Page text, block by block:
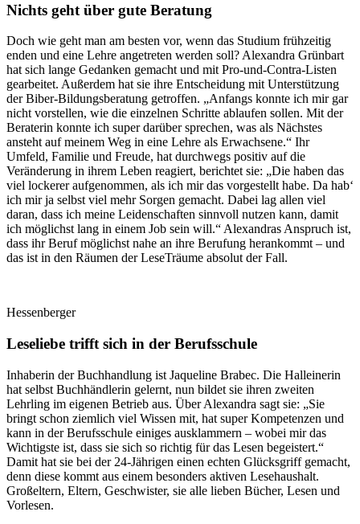
Nichts geht über gute Beratung
Doch wie geht man am besten vor, wenn das Studium frühzeitig
enden und eine Lehre angetreten werden soll? Alexandra Grünbart
hat sich lange Gedanken gemacht und mit Pro-und-Contra-Listen
gearbeitet. Außerdem hat sie ihre Entscheidung mit Unterstützung
der Biber-Bildungsberatung getroffen. „Anfangs konnte ich mir gar
nicht vorstellen, wie die einzelnen Schritte ablaufen sollen. Mit der
Beraterin konnte ich super darüber sprechen, was als Nächstes
ansteht auf meinem Weg in eine Lehre als Erwachsene.“ Ihr
Umfeld, Familie und Freude, hat durchwegs positiv auf die
Veränderung in ihrem Leben reagiert, berichtet sie: „Die haben das
viel lockerer aufgenommen, als ich mir das vorgestellt habe. Da hab‘
ich mir ja selbst viel mehr Sorgen gemacht. Dabei lag allen viel
daran, dass ich meine Leidenschaften sinnvoll nutzen kann, damit
ich möglichst lang in einem Job sein will.“ Alexandras Anspruch ist,
dass ihr Beruf möglichst nahe an ihre Berufung herankommt – und
das ist in den Räumen der LeseTräume absolut der Fall.
Hessenberger
Leseliebe trifft sich in der Berufsschule
Inhaberin der Buchhandlung ist Jaqueline Brabec. Die Halleinerin
hat selbst Buchhändlerin gelernt, nun bildet sie ihren zweiten
Lehrling im eigenen Betrieb aus. Über Alexandra sagt sie: „Sie
bringt schon ziemlich viel Wissen mit, hat super Kompetenzen und
kann in der Berufsschule einiges ausklammern – wobei mir das
Wichtigste ist, dass sie sich so richtig für das Lesen begeistert.“
Damit hat sie bei der 24-Jährigen einen echten Glücksgriff gemacht,
denn diese kommt aus einem besonders aktiven Lesehaushalt.
Großeltern, Eltern, Geschwister, sie alle lieben Bücher, Lesen und
Vorlesen.